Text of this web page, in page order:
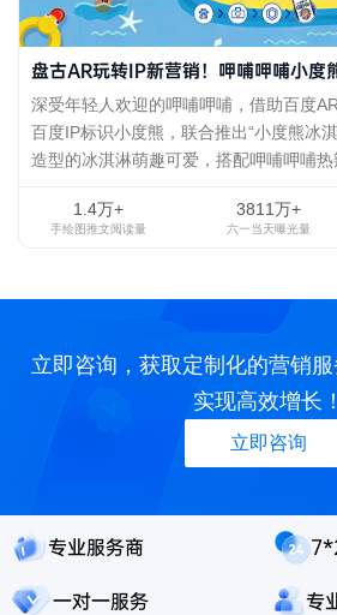
盘古AR玩转IP新营销！呷哺呷哺小度
深受年轻人欢迎的呷哺呷哺，借助百度
百度IP标识小度熊，联合推出“小度熊冰
造型的冰淇淋萌趣可爱，搭配呷哺呷哺热
1.4万+
手绘图推文阅读量
3811万+
六一当天曝光量
立即咨询，获取定制化的营销
实现高效增长！
立即咨询
专业服务商
一对一服务 专